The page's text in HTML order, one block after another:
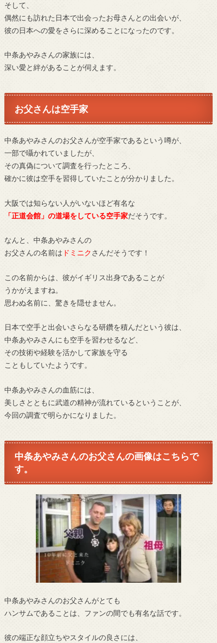
そして、
偶然にも訪れた日本で出会ったお母さんとの出会いが、
彼の日本への愛をさらに深めることになったのです。
中条あやみさんの家族には、
深い愛と絆があることが伺えます。
お父さんは空手家
中条あやみさんのお父さんが空手家であるという噂が、
一部で囁かれていましたが、
その真偽について調査を行ったところ、
確かに彼は空手を習得していたことが分かりました。
大阪では知らない人がいないほど有名な
「正道会館」の道場をしている空手家だそうです。
なんと、中条あやみさんの
お父さんの名前は ドミニク さんだそうです！
この名前からは、彼がイギリス出身であることが
うかがえますね。
思わぬ名前に、驚きを隠せません。
日本で空手と出会いさらなる研鑽を積んだという彼は、
中条あやみさんにも空手を習わせるなど、
その技術や経験を活かして家族を守る
こともしていたようです。
中条あやみさんの血筋には、
美しさとともに武道の精神が流れているということが、
今回の調査で明らかになりました。
中条あやみさんのお父さんの画像はこちらで
す。
中条あやみさんのお父さんがとても
ハンサムであることは、ファンの間でも有名な話です。
彼の端正な顔立ちやスタイルの良さには、